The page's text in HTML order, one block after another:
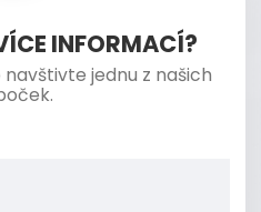
INFORMACÍ?
jednu z našich